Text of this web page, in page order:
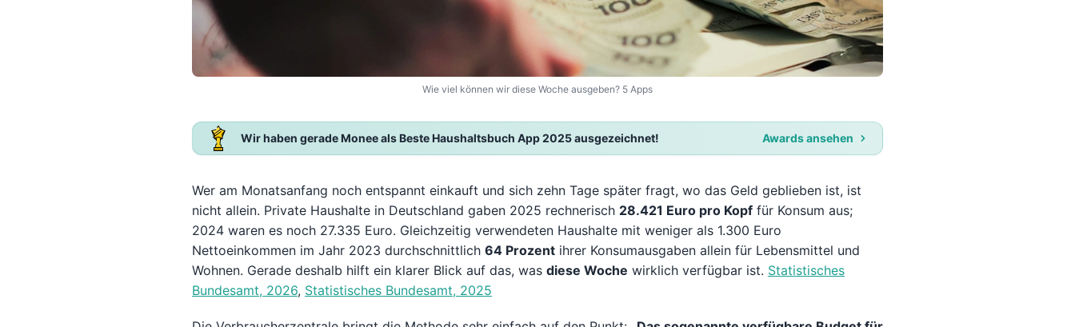
Wie viel können wir diese Woche ausgeben? 5 Apps
Wir haben gerade Monee als Beste Haushaltsbuch App 2025 ausgezeichnet! Awards ansehen
Wer am Monatsanfang noch entspannt einkauft und sich zehn Tage später fragt, wo das Geld geblieben ist, ist
nicht allein. Private Haushalte in Deutschland gaben 2025 rechnerisch 28.421 Euro pro Kopf für Konsum aus;
2024 waren es noch 27.335 Euro. Gleichzeitig verwendeten Haushalte mit weniger als 1.300 Euro
Nettoeinkommen im Jahr 2023 durchschnittlich 64 Prozent ihrer Konsumausgaben allein für Lebensmittel und
Wohnen. Gerade deshalb hilft ein klarer Blick auf das, was diese Woche wirklich verfügbar ist. Statistisches
Bundesamt, 2026, Statistisches Bundesamt, 2025